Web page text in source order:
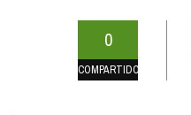
0
COMPARTIDOS